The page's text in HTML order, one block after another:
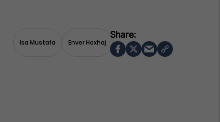
Isa Mustafa Enver Hoxhaj